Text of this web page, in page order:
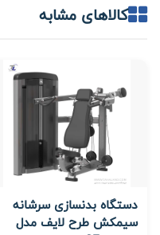
کالاهای مشابه
دستگاه بدنسازی سرشانه
سیمکش طرح لایف مدل